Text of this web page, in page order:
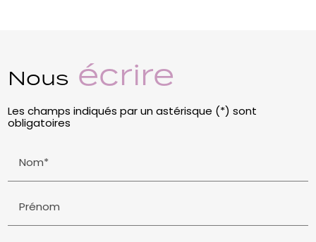
Nous écrire
Les champs indiqués par un astérisque (*) sont
obligatoires
Nom*
Prénom